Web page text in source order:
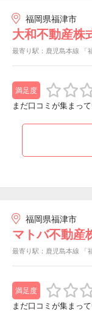
福岡県福津市
大和不動産株
最寄り駅：鹿児島本線 「
満足度
まだ口コミが集まっ
福岡県福津市
マトバ不動産
最寄り駅：鹿児島本線 「
満足度
まだ口コミが集まっ